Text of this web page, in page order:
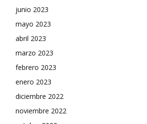
junio 2023
mayo 2023
abril 2023
marzo 2023
febrero 2023
enero 2023
diciembre 2022
noviembre 2022